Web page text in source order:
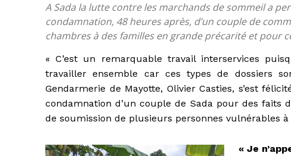
A Sada la lutte contre les marchands de sommeil a
condamnation, 48 heures après, d’un couple de
chambres à des familles en grande précarité et pour
« C’est un remarquable travail interservices
travailler ensemble car ces types de dossiers
Gendarmerie de Mayotte, Olivier Casties, s’est
condamnation d’un couple de Sada pour des faits
de soumission de plusieurs personnes vulnérables
« Je